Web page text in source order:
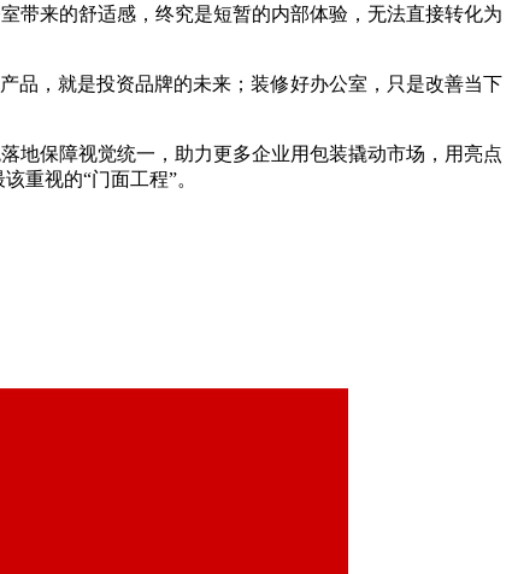
带来的舒适感，终究是短暂的内部体验，无法直接转化为
品，就是投资品牌的未来；装修好办公室，只是改善当下
地保障视觉统一，助力更多企业用包装撬动市场，用亮点
重视的“门面工程”。